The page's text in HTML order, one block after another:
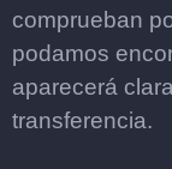
comprueban
podamos
aparecerá
transferencia.